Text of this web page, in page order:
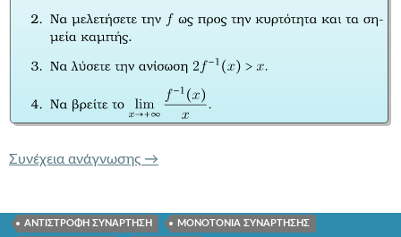
Συνέχεια ανάγνωσης 160 f(x) = εφx +ημx .
→
ΑΝΤΙΣΤΡΟΦΗ ΣΥΝΑΡΤΗΣΗ ΜΟΝΟΤΟΝΙΑ ΣΥΝΑΡΤΗΣΗΣ